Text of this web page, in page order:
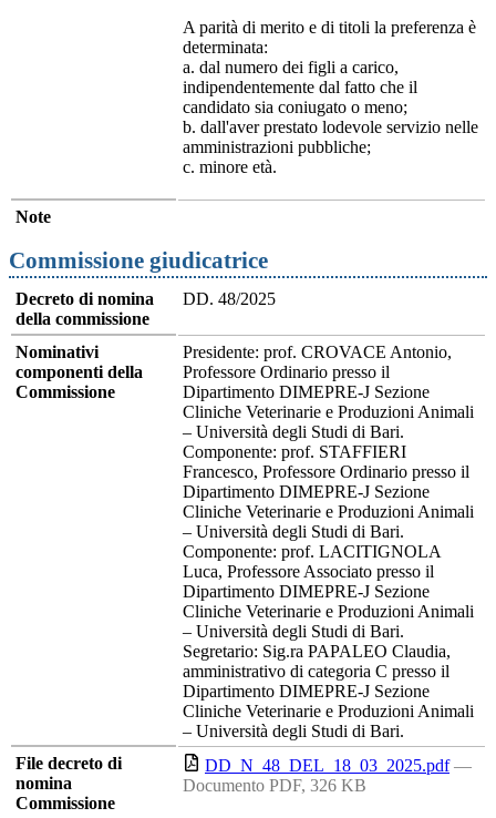
A parità di merito e di titoli la preferenza è
determinata:
a. dal numero dei figli a carico,
indipendentemente dal fatto che il
candidato sia coniugato o meno;
b. dall'aver prestato lodevole servizio nelle
amministrazioni pubbliche;
c. minore età.
Note
Commissione giudicatrice
Decreto di nomina
della commissione
DD. 48/2025
Nominativi
componenti della
Commissione
Presidente: prof. CROVACE Antonio,
Professore Ordinario presso il
Dipartimento DIMEPRE-J Sezione
Cliniche Veterinarie e Produzioni Animali
– Università degli Studi di Bari.
Componente: prof. STAFFIERI
Francesco, Professore Ordinario presso il
Dipartimento DIMEPRE-J Sezione
Cliniche Veterinarie e Produzioni Animali
– Università degli Studi di Bari.
Componente: prof. LACITIGNOLA
Luca, Professore Associato presso il
Dipartimento DIMEPRE-J Sezione
Cliniche Veterinarie e Produzioni Animali
– Università degli Studi di Bari.
Segretario: Sig.ra PAPALEO Claudia,
amministrativo di categoria C presso il
Dipartimento DIMEPRE-J Sezione
Cliniche Veterinarie e Produzioni Animali
– Università degli Studi di Bari.
File decreto di
nomina
Commissione
DD_N_48_DEL_18_03_2025.pdf —
Documento PDF, 326 KB